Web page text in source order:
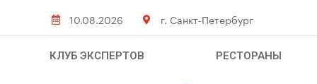
10.08.2026 г. Санкт-Петербург
КЛУБ ЭКСПЕРТОВ РЕСТОРАНЫ